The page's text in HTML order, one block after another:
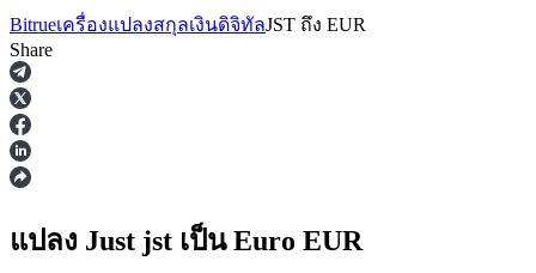
ฟิวเจอร์ส
Bitrueเครื่องแปลงสกุลเงินดิจิทัลJST ถึง EUR
Share
แปลง Just jst เป็น Euro EUR